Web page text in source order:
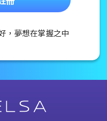
，夢想在掌握之中